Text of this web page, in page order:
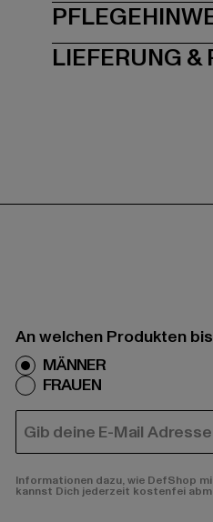
LIEFERUNG &
An welchen Produkten
MÄNNER
FRAUEN
E-MAIL
Informationen dazu, wie DefShop
kannst Dich jederzeit kostenfei